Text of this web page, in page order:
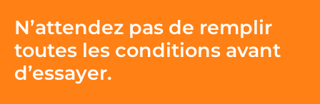
N’attendez pas de remplir
toutes les conditions avant
d’essayer.